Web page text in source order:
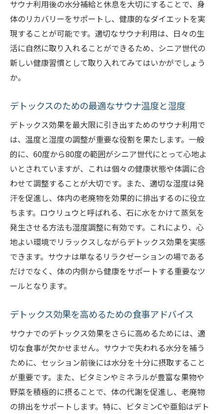
サウナ利用後の水分補給と休息を大切にすることで、身
体のリカバリーをサポートし、健康的なダイエットを実
現することが可能です。適切なサウナ利用は、日々の生
活に自然に取り入れることができるため、シニア世代の
新しい健康習慣として取り入れてみてはいかがでしょう
か。
デトックスのための最適なサウナ温度と湿度
デトックス効果を最大限に引き出すためのサウナ利用で
は、温度と湿度の調整が重要な役割を果たします。一般
的に、60度から80度の範囲がシニア世代にとって心地よ
いとされていますが、これは個々の健康状態や体調に合
わせて調整することが大切です。また、適切な湿度は発
汗を促進し、体内の老廃物を効果的に排出するのに役立
ちます。ロウリュウと呼ばれる、石に水をかけて蒸気を
発生させる方法も湿度調整に有効です。これにより、心
地よい環境でリラックスしながらデトックス効果を実感
できます。サウナは単なるリラクゼーションの場である
だけでなく、体の内側から健康をサポートする重要なツ
ールとなります。
デトックス効果を高めるための食事アドバイス
サウナでのデトックス効果をさらに高めるためには、適
切な食事が欠かせません。サウナで失われる水分を補う
ために、セッション前後には水分を十分に摂取すること
が重要です。また、ビタミンやミネラルが豊富な果物や
野菜を積極的に摂ることで、体の代謝を促進し、老廃物
の排出をサポートします。特に、ビタミンCや亜鉛はデト